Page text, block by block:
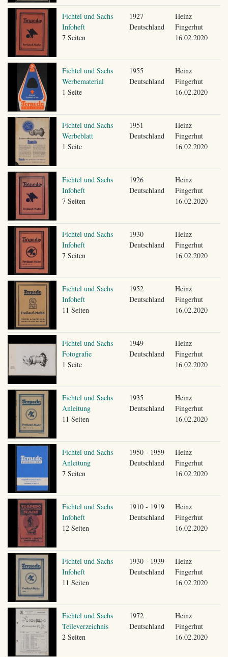
Fichtel und Sachs
Infoheft
7 Seiten
1927
Deutschland
Heinz
Fingerhut
16.02.2020
Fichtel und Sachs
Werbematerial
1 Seite
1955
Deutschland
Heinz
Fingerhut
16.02.2020
Fichtel und Sachs
Werbeblatt
1 Seite
1951
Deutschland
Heinz
Fingerhut
16.02.2020
Fichtel und Sachs
Infoheft
7 Seiten
1926
Deutschland
Heinz
Fingerhut
16.02.2020
Fichtel und Sachs
Infoheft
7 Seiten
1930
Deutschland
Heinz
Fingerhut
16.02.2020
Fichtel und Sachs
Infoheft
11 Seiten
1952
Deutschland
Heinz
Fingerhut
16.02.2020
Fichtel und Sachs
Fotografie
1 Seite
1949
Deutschland
Heinz
Fingerhut
16.02.2020
Fichtel und Sachs
Anleitung
11 Seiten
1935
Deutschland
Heinz
Fingerhut
16.02.2020
Fichtel und Sachs
Anleitung
7 Seiten
1950 - 1959
Deutschland
Heinz
Fingerhut
16.02.2020
Fichtel und Sachs
Infoheft
12 Seiten
1910 - 1919
Deutschland
Heinz
Fingerhut
16.02.2020
Fichtel und Sachs
Infoheft
11 Seiten
1930 - 1939
Deutschland
Heinz
Fingerhut
16.02.2020
Fichtel und Sachs
Teileverzeichnis
2 Seiten
1972
Deutschland
Heinz
Fingerhut
16.02.2020